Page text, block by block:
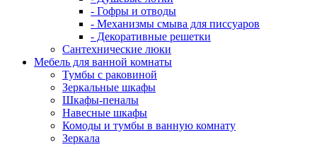
- Гофры и отводы
- Механизмы смыва для писсуаров
- Декоративные решетки
Сантехнические люки
Мебель для ванной комнаты
Тумбы с раковиной
Зеркальные шкафы
Шкафы-пеналы
Навесные шкафы
Комоды и тумбы в ванную комнату
Зеркала